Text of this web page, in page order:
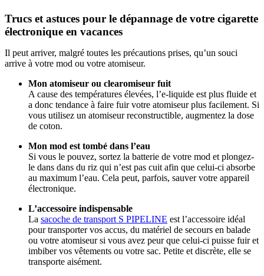
Trucs et astuces pour le dépannage de votre cigarette
électronique en vacances
Il peut arriver, malgré toutes les précautions prises, qu’un souci
arrive à votre mod ou votre atomiseur.
Mon atomiseur ou clearomiseur fuit
A cause des températures élevées, l’e-liquide est plus fluide et
a donc tendance à faire fuir votre atomiseur plus facilement. Si
vous utilisez un atomiseur reconstructible, augmentez la dose
de coton.
Mon mod est tombé dans l’eau
Si vous le pouvez, sortez la batterie de votre mod et plongez-
le dans dans du riz qui n’est pas cuit afin que celui-ci absorbe
au maximum l’eau. Cela peut, parfois, sauver votre appareil
électronique.
L’accessoire indispensable
La sacoche de transport S PIPELINE est l’accessoire idéal
pour transporter vos accus, du matériel de secours en balade
ou votre atomiseur si vous avez peur que celui-ci puisse fuir et
imbiber vos vêtements ou votre sac. Petite et discrète, elle se
transporte aisément.